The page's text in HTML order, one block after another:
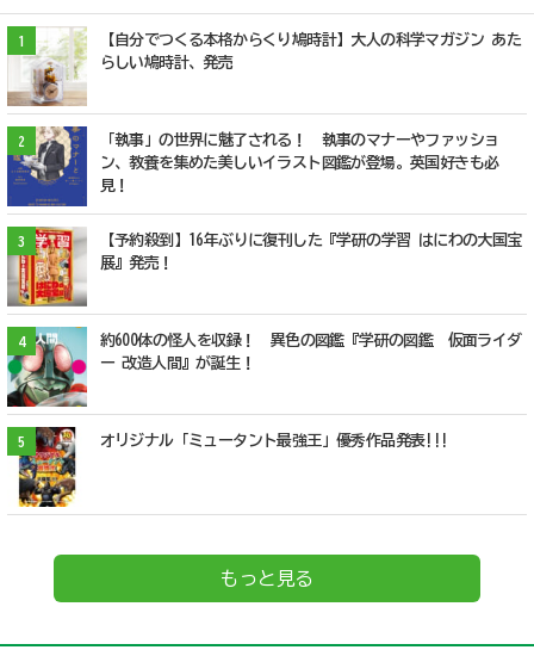
1
【自分でつくる本格からくり鳩時計】大人の科学マガジン あた
らしい鳩時計、発売
2
「執事」の世界に魅了される！ 執事のマナーやファッショ
ン、教養を集めた美しいイラスト図鑑が登場。英国好きも必
見！
3
【予約殺到】16年ぶりに復刊した『学研の学習 はにわの大国宝
展』発売！
4
約600体の怪人を収録！ 異色の図鑑『学研の図鑑 仮面ライダ
ー 改造人間』が誕生！
5 オリジナル「ミュータント最強王」優秀作品発表!!!
もっと見る